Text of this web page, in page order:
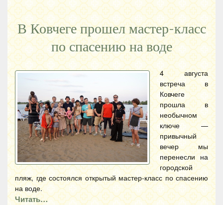
В Ковчеге прошел мастер-класс
по спасению на воде
4 августа
встреча в
Ковчеге
прошла в
необычном
ключе —
привычный
вечер мы
перенесли на
городской
пляж, где состоялся открытый мастер-класс по спасению
на воде.
Читать…